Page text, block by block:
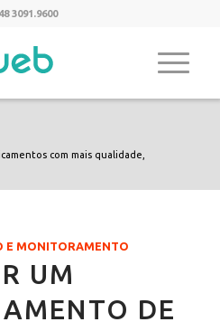
3091.9600
com mais qualidade,
E MONITORAMENTO
UM
DE